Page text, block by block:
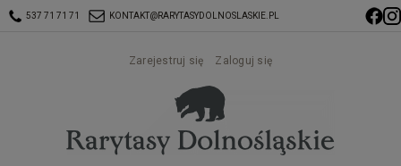
537 71 71 71 KONTAKT@RARYTASYDOLNOSLASKIE.PL
Zarejestruj się Zaloguj się